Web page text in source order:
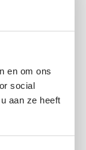
en om ons
social
aan ze heeft